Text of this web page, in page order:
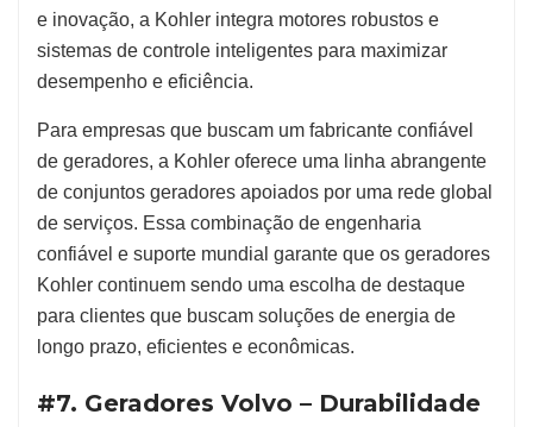
e inovação, a Kohler integra motores robustos e
sistemas de controle inteligentes para maximizar
desempenho e eficiência.
Para empresas que buscam um fabricante confiável
de geradores, a Kohler oferece uma linha abrangente
de conjuntos geradores apoiados por uma rede global
de serviços. Essa combinação de engenharia
confiável e suporte mundial garante que os geradores
Kohler continuem sendo uma escolha de destaque
para clientes que buscam soluções de energia de
longo prazo, eficientes e econômicas.
#7. Geradores Volvo – Durabilidade